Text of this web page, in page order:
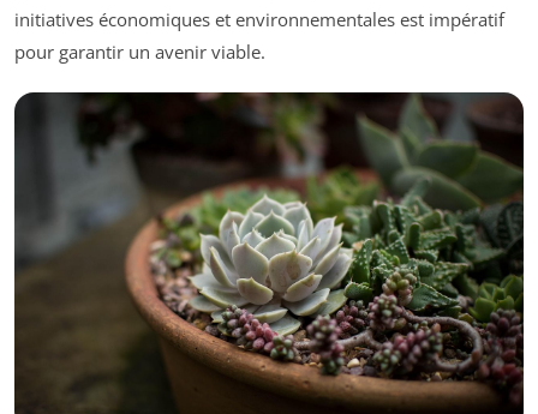
initiatives économiques et environnementales est impératif
pour garantir un avenir viable.